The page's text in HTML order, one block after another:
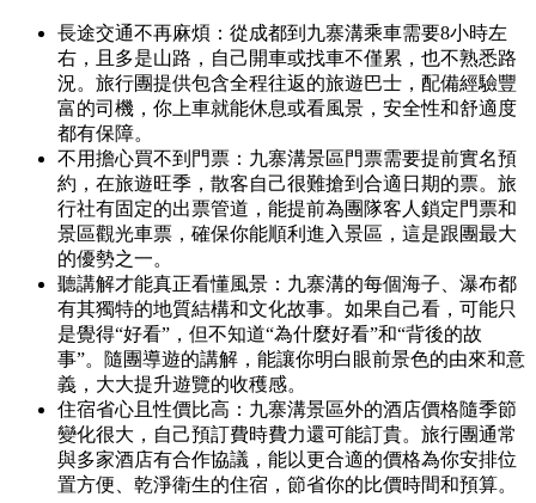
長途交通不再麻煩：從成都到九寨溝乘車需要8小時左
右，且多是山路，自己開車或找車不僅累，也不熟悉路
況。旅行團提供包含全程往返的旅遊巴士，配備經驗豐
富的司機，你上車就能休息或看風景，安全性和舒適度
都有保障。
不用擔心買不到門票：九寨溝景區門票需要提前實名預
約，在旅遊旺季，散客自己很難搶到合適日期的票。旅
行社有固定的出票管道，能提前為團隊客人鎖定門票和
景區觀光車票，確保你能順利進入景區，這是跟團最大
的優勢之一。
聽講解才能真正看懂風景：九寨溝的每個海子、瀑布都
有其獨特的地質結構和文化故事。如果自己看，可能只
是覺得“好看”，但不知道“為什麼好看”和“背後的故
事”。隨團導遊的講解，能讓你明白眼前景色的由來和意
義，大大提升遊覽的收穫感。
住宿省心且性價比高：九寨溝景區外的酒店價格隨季節
變化很大，自己預訂費時費力還可能訂貴。旅行團通常
與多家酒店有合作協議，能以更合適的價格為你安排位
置方便、乾淨衛生的住宿，節省你的比價時間和預算。